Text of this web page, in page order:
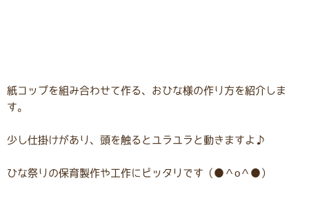
紙コップを組み合わせて作る、おひな様の作り方を紹介しま
す。
少し仕掛けがあり、頭を触るとユラユラと動きますよ♪
ひな祭りの保育製作や工作にピッタリです（●＾o＾●）